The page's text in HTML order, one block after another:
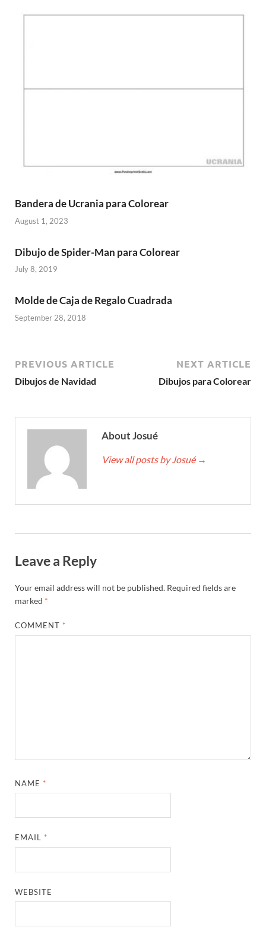
Bandera de Ucrania para Colorear
August 1, 2023
Dibujo de Spider-Man para Colorear
July 8, 2019
Molde de Caja de Regalo Cuadrada
September 28, 2018
PREVIOUS ARTICLE
Dibujos de Navidad
NEXT ARTICLE
Dibujos para Colorear
About Josué
View all posts by Josué →
Leave a Reply
Your email address will not be published. Required fields are
marked *
COMMENT *
NAME *
EMAIL *
WEBSITE